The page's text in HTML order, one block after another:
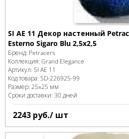
SI AE 11 Декор настенный
Esterno Sigaro Blu 2,5x2,5
Бренд: Petracers
Коллекция: Grand Elegance
Артикул: SI AE 11
Код товара: SD-226925-99
Размер: 25x25 мм
Сроки доставки: 30 дней
2243 руб./ шт